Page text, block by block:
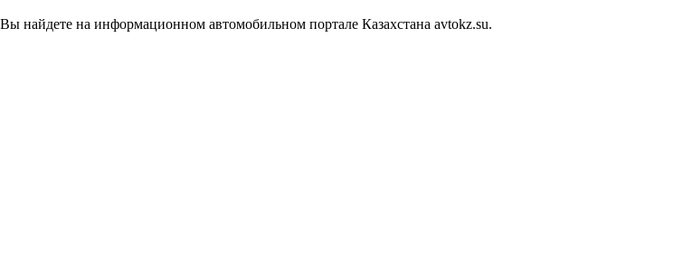
на информационном автомобильном портале Казахстана avtokz.su.